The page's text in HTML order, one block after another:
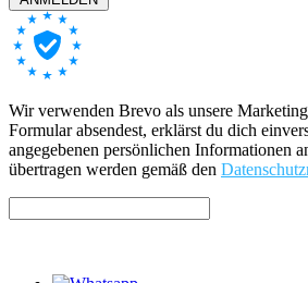
Wir verwenden Brevo als unsere
Formular absendest, erklärst du dich
angegebenen persönlichen Informationen
übertragen werden gemäß den